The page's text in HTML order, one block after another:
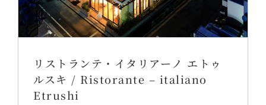
リストランテ・イタリアーノ エトゥ
ルスキ / Ristorante – italiano
Etrushi